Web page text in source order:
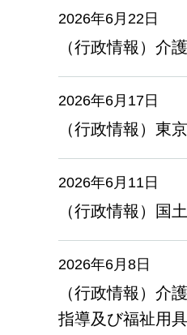
2026年6月22日
（行政情報）介
2026年6月17日
（行政情報）東
2026年6月11日
（行政情報）国
2026年6月8日
（行政情報）介
指導及び福祉用